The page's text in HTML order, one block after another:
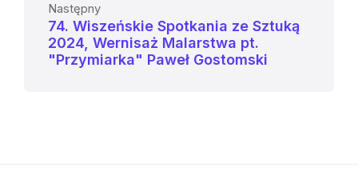
Następny
74. Wiszeńskie Spotkania ze Sztuką
2024, Wernisaż Malarstwa pt.
"Przymiarka" Paweł Gostomski